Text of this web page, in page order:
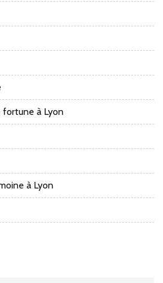
fortune à Lyon
à Lyon